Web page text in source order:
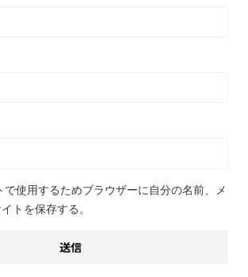
で使用するためブラウザーに自分の名前、メ
トを保存する。